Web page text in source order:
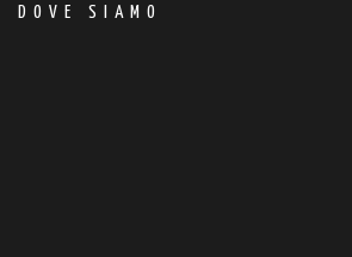
DOVE SIAMO